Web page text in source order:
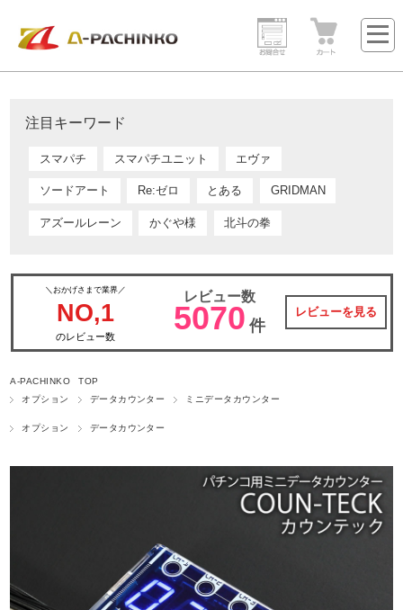
注目キーワード
スマパチ スマパチユニット エヴァ
ソードアート Re:ゼロ とある GRIDMAN
アズールレーン かぐや様 北斗の拳
＼おかげさまで業界／
NO,1
のレビュー数
レビュー数
5070 件
レビューを見る
A-PACHINKO TOP
オプション
データカウンター ミニデータカウンター
オプション データカウンター